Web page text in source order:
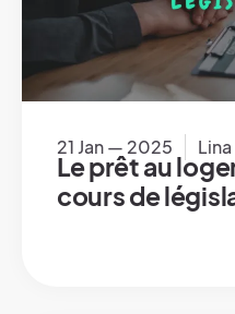
21 Jan — 2025
Le prêt au
cours de